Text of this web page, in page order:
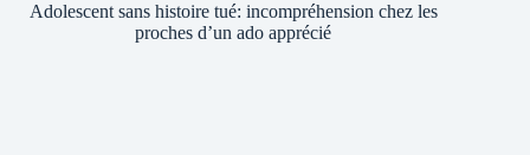
Adolescent sans histoire tué: incompréhension chez les
proches d’un ado apprécié